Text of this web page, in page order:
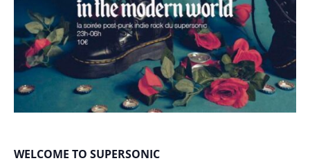
WELCOME TO SUPERSONIC